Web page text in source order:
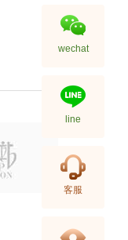
wechat
line
客服